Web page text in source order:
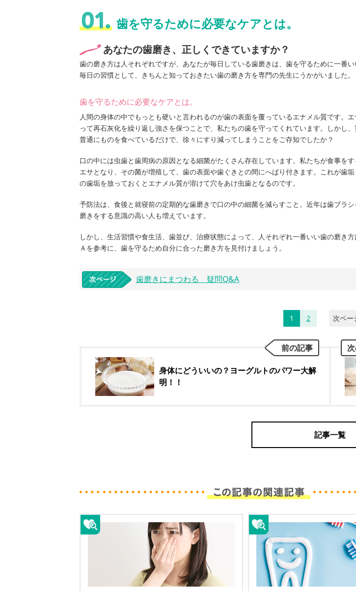
歯を守るために必要なケアとは。
あなたの歯磨き、正しくできていますか？
歯の磨き方は人それぞれですが、あなたが毎日している歯磨きは、歯を守るために一番
毎日の習慣として、きちんと知っておきたい歯の磨き方を専門の先生にうかがいました。
歯を守るために必要なケアとは。
人間の身体の中でもっとも硬いと言われるのが歯の表面を覆っているエナメル質です。
って再石灰化を繰り返し強さを保つことで、私たちの歯を守ってくれています。しかし、
普通にものを食べているだけで、徐々にすり減ってしまうことをご存知でしたか？
口の中には虫歯と歯周病の原因となる細菌がたくさん存在しています。私たちが食事を
エサとなり、その菌が増殖して、歯の表面や歯ぐきとの間にへばり付きます。これが歯
の歯垢を放っておくとエナメル質が溶けて穴をあけ虫歯となるのです。
予防法は、食後と就寝前の定期的な歯磨きで口の中の細菌を減らすこと。近年は歯ブラ
磨きをする意識の高い人も増えています。
しかし、生活習慣や食生活、歯並び、治療状態によって、人それぞれ一番いい歯の磨き
Ａを参考に、歯を守るため自分に合った磨き方を見付けましょう。
歯磨きにまつわる 疑問Q&A
1 2 次ペー
前の記事
身体にどういいの？ヨーグルトのパワー大解
明！！
記事一覧